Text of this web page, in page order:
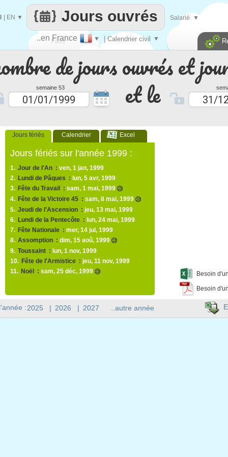
de jours ouvrés et
semaine 53 et le
Jours fériés Calendrier Excel
Jours fériés sur l'année 1999 :
1. Jour de l'An : ven, 1 jan, 1999
2. Lundi de Pâques : lun, 5 avr, 1999
3. Fête du Travail : sam, 1 mai, 1999 😥
4. Fête de la Victoire 45 : sam, 8 mai, 1999 😥
5. Jeudi de l'Ascension : jeu, 13 mai, 1999
6. Lundi de la Pentecôte : lun, 24 mai, 1999
7. Fête Nationale : mer, 14 jul, 1999
8. Assomption : dim, 15 aoû, 1999 😥
9. Toussaint : lun, 1 nov, 1999
10. Fête de l'Armistice : jeu, 11 nov, 1999
11. Noël : sam, 25 déc, 1999 😥 Besoin
Besoin
Faire
que
..en France ▼ | Calendrier civil ▼
Jours ouvrés
EN ▼ Salarié ▼
:2025 | 2026 | 2027 ..autre année